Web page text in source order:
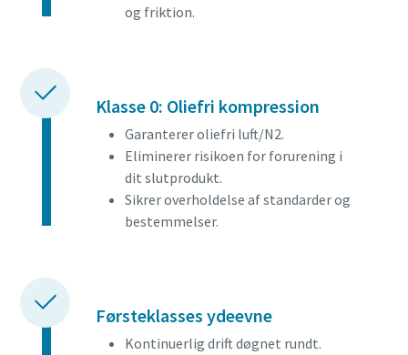
og friktion.
Klasse 0: Oliefri kompression
Garanterer oliefri luft/N2.
Eliminerer risikoen for forurening i
dit slutprodukt.
Sikrer overholdelse af standarder og
bestemmelser.
Førsteklasses ydeevne
Kontinuerlig drift døgnet rundt.